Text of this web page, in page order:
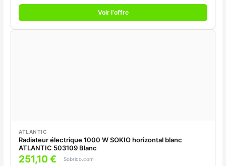
Voir l'offre
ATLANTIC
Radiateur électrique 1000 W SOKIO horizontal blanc
ATLANTIC 503109 Blanc
251,10 € Sobrico.com